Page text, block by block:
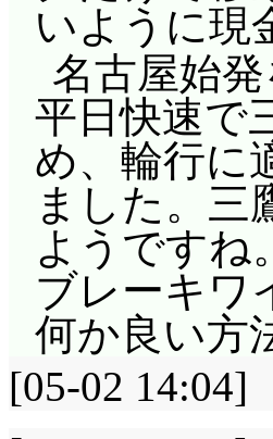
いように現
名古屋始
平日快速で
め、輪行に
ました。
ようです
ブレーキワ
何か良い方
[05-02 14:04]